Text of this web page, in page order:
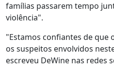
famílias passarem tempo
violência".
"Estamos confiantes de que
os suspeitos envolvidos
escreveu DeWine nas redes